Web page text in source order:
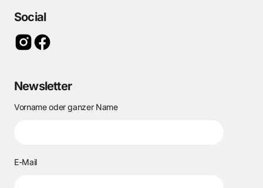
Social
Newsletter
Vorname oder ganzer Name
E-Mail